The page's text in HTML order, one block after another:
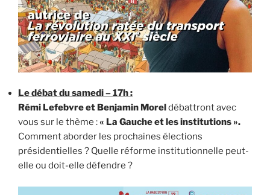
Le débat du samedi – 17h :
Rémi Lefebvre et Benjamin Morel débattront avec
vous sur le thème :« La Gauche et les institutions ».
Comment aborder les prochaines élections
présidentielles ? Quelle réforme institutionnelle peut-
elle ou doit-elle défendre ?